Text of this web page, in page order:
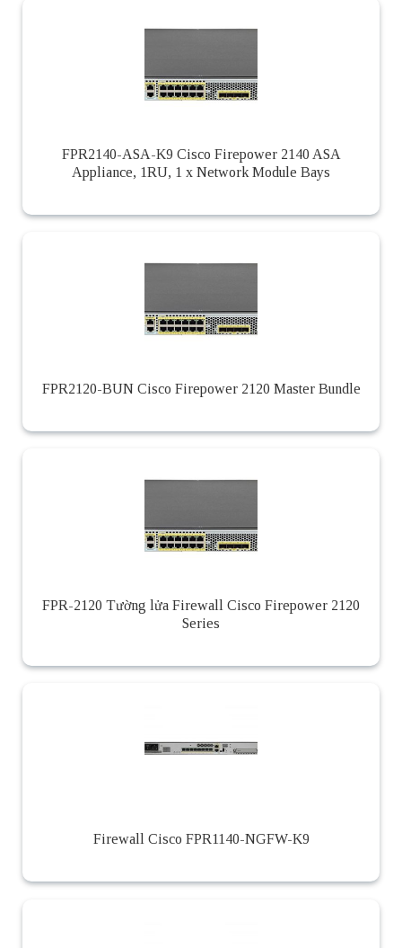
FPR2140-ASA-K9 Cisco Firepower 2140 ASA
Appliance, 1RU, 1 x Network Module Bays
FPR2120-BUN Cisco Firepower 2120 Master Bundle
FPR-2120 Tường lửa Firewall Cisco Firepower 2120
Series
Firewall Cisco FPR1140-NGFW-K9